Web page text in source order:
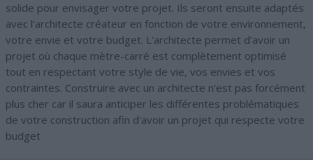
solide pour envisager votre projet. Ils seront ensuite adaptés
avec l'architecte créateur en fonction de votre environnement,
votre envie et votre budget. L'architecte permet d'avoir un
projet où chaque mètre-carré est complètement optimisé
tout en respectant votre style de vie, vos envies et vos
contraintes. Construire avec un architecte n'est pas forcément
plus cher car il saura anticiper les différentes problématiques
de votre construction afin d'avoir un projet qui respecte votre
budget